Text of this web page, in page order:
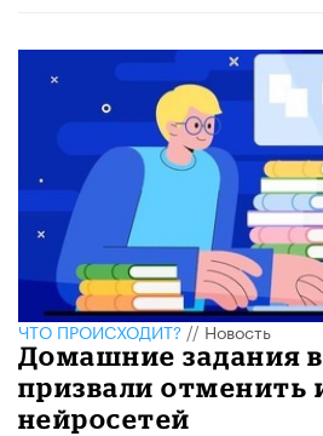
ЧТО ПРОИСХОДИТ?//Новость
Домашние задания
призвали отменить
нейросетей